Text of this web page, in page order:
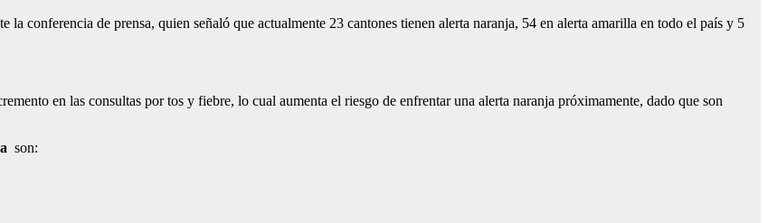
conferencia de prensa, quien señaló que actualmente 23 cantones tienen alerta naranja, 54 en alerta amarilla en todo el país y 5
en las consultas por tos y fiebre, lo cual aumenta el riesgo de enfrentar una alerta naranja próximamente, dado que son
son: